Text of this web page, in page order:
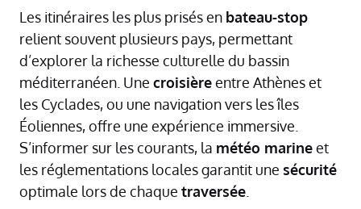
Les itinéraires les plus prisés en bateau-stop
relient souvent plusieurs pays, permettant
d’explorer la richesse culturelle du bassin
méditerranéen. Une croisièreentre Athènes et
les Cyclades, ou une navigation vers les îles
Éoliennes, offre une expérience immersive.
S’informer sur les courants, la météo marineet
les réglementations locales garantit une sécurité
optimale lors de chaque traversée